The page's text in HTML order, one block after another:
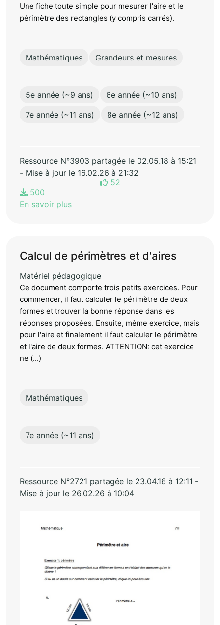
Une fiche toute simple pour mesurer l'aire et le
périmètre des rectangles (y compris carrés).
Mathématiques Grandeurs et mesures
5e année (~9 ans)
6e année (~10 ans)
7e année (~11 ans)
8e année (~12 ans)
Ressource N°3903 partagée le 02.05.18 à 15:21
- Mise à jour le 16.02.26 à 21:32
52
500
En savoir plus
Calcul de périmètres et d'aires
Matériel pédagogique
Ce document comporte trois petits exercices. Pour
commencer, il faut calculer le périmètre de deux
formes et trouver la bonne réponse dans les
réponses proposées. Ensuite, même exercice, mais
pour l'aire et finalement il faut calculer le périmètre
et l'aire de deux formes. ATTENTION: cet exercice
ne (...)
Mathématiques
7e année (~11 ans)
Ressource N°2721 partagée le 23.04.16 à 12:11 -
Mise à jour le 26.02.26 à 10:04